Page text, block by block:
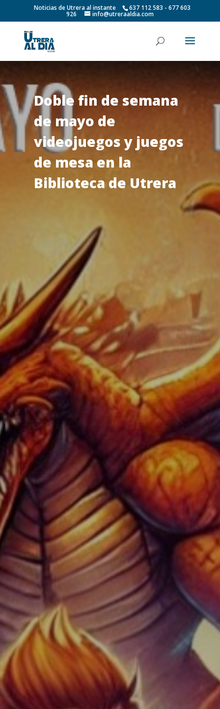
Noticias de Utrera al instante 637 112 583 - 677 603
926 info@utreraaldia.com
Doble fin de semana
de mayo de
videojuegos y juegos
de mesa en la
Biblioteca de Utrera